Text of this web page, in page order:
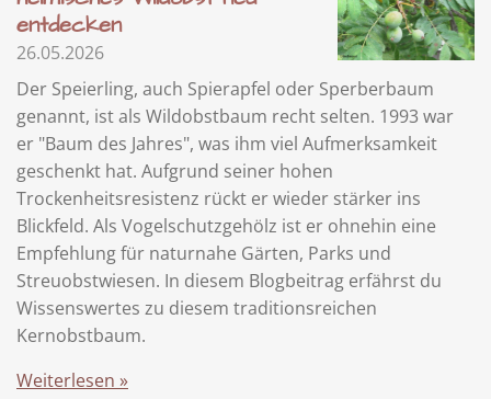
entdecken
26.05.2026
Der Speierling, auch Spierapfel oder Sperberbaum
genannt, ist als Wildobstbaum recht selten. 1993 war
er "Baum des Jahres", was ihm viel Aufmerksamkeit
geschenkt hat. Aufgrund seiner hohen
Trockenheitsresistenz rückt er wieder stärker ins
Blickfeld. Als Vogelschutzgehölz ist er ohnehin eine
Empfehlung für naturnahe Gärten, Parks und
Streuobstwiesen. In diesem Blogbeitrag erfährst du
Wissenswertes zu diesem traditionsreichen
Kernobstbaum.
Weiterlesen »